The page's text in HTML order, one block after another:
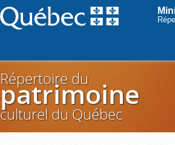
Répertoire du
patrimoine
culturel du Québec